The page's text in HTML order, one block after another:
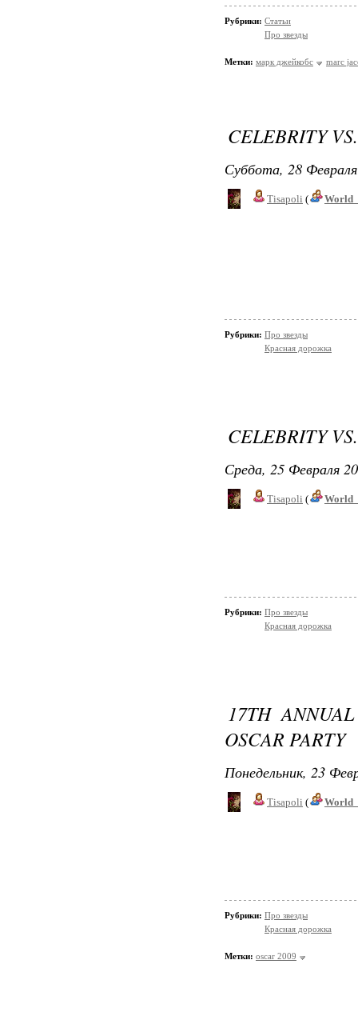
Рубрики: Статьи
Про звезды
Метки: марк джейкобс marc
CELEBRITY
Суббота, 28
Tisapoli (
Рубрики: Про звезды
Красная дорожка
CELEBRITY
Среда, 25 Февраля
Tisapoli (
Рубрики: Про звезды
Красная дорожка
17TH
OSCAR PARTY
Понедельник, 23
Tisapoli (
Рубрики: Про звезды
Красная дорожка
Метки: oscar 2009